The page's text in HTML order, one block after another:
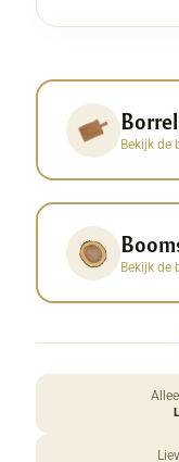
Bekijk de
Bekijk de